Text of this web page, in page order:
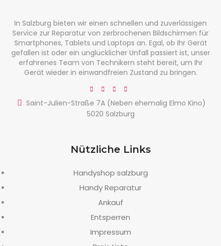
In Salzburg bieten wir einen schnellen und zuverlässigen
Service zur Reparatur von zerbrochenen Bildschirmen für
Smartphones, Tablets und Laptops an. Egal, ob Ihr Gerät
gefallen ist oder ein unglücklicher Unfall passiert ist, unser
erfahrenes Team von Technikern steht bereit, um Ihr
Gerät wieder in einwandfreien Zustand zu bringen.
Saint-Julien-Straße 7A (Neben ehemalig Elmo Kino)
5020 Salzburg
Nützliche Links
Handyshop salzburg
Handy Reparatur
Ankauf
Entsperren
Impressum